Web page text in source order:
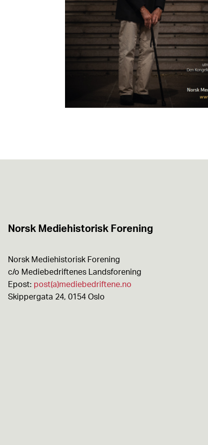
Norsk Mediehistorisk Forening
Norsk Mediehistorisk Forening
c/o Mediebedriftenes Landsforening
Epost: post(a)mediebedriftene.no
Skippergata 24, 0154 Oslo